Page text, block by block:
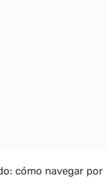
cómo navegar por